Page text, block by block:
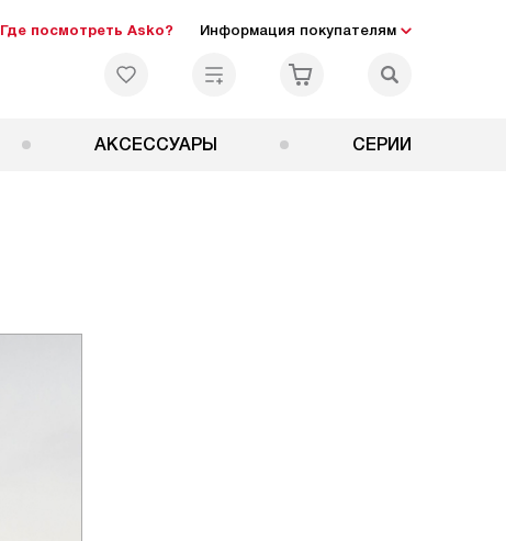
Где посмотреть Asko? Информация покупателям
АКСЕССУАРЫ СЕРИИ